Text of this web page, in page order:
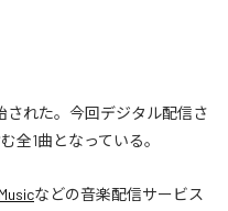
された。今回デジタル配信さ
全1曲となっている。
などの音楽配信サービス